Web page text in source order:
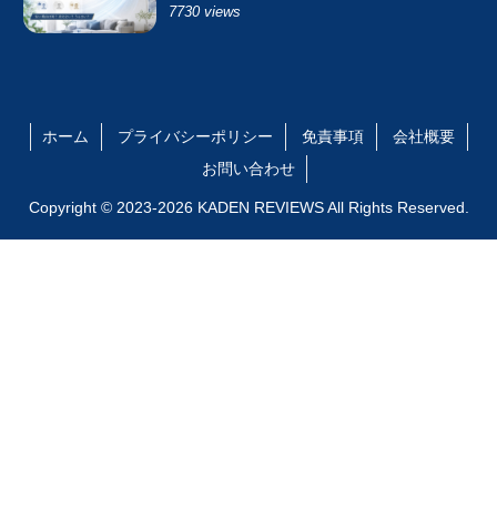
7730 views
ホーム プライバシーポリシー 免責事項
会社概要
お問い合わせ
Copyright © 2023-2026 KADEN REVIEWS All Rights Reserved.